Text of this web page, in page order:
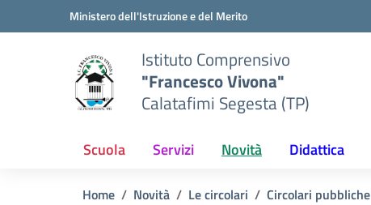
Vai ai contenuti
Vai al menu di navigazioneMinistero dell'Istruzione e del Merito
Istituto Comprensivo
"Francesco Vivona"
Calatafimi Segesta (TP)
Scuola Servizi Novità Didattica
Home Novità Le circolari Circolari pubbliche